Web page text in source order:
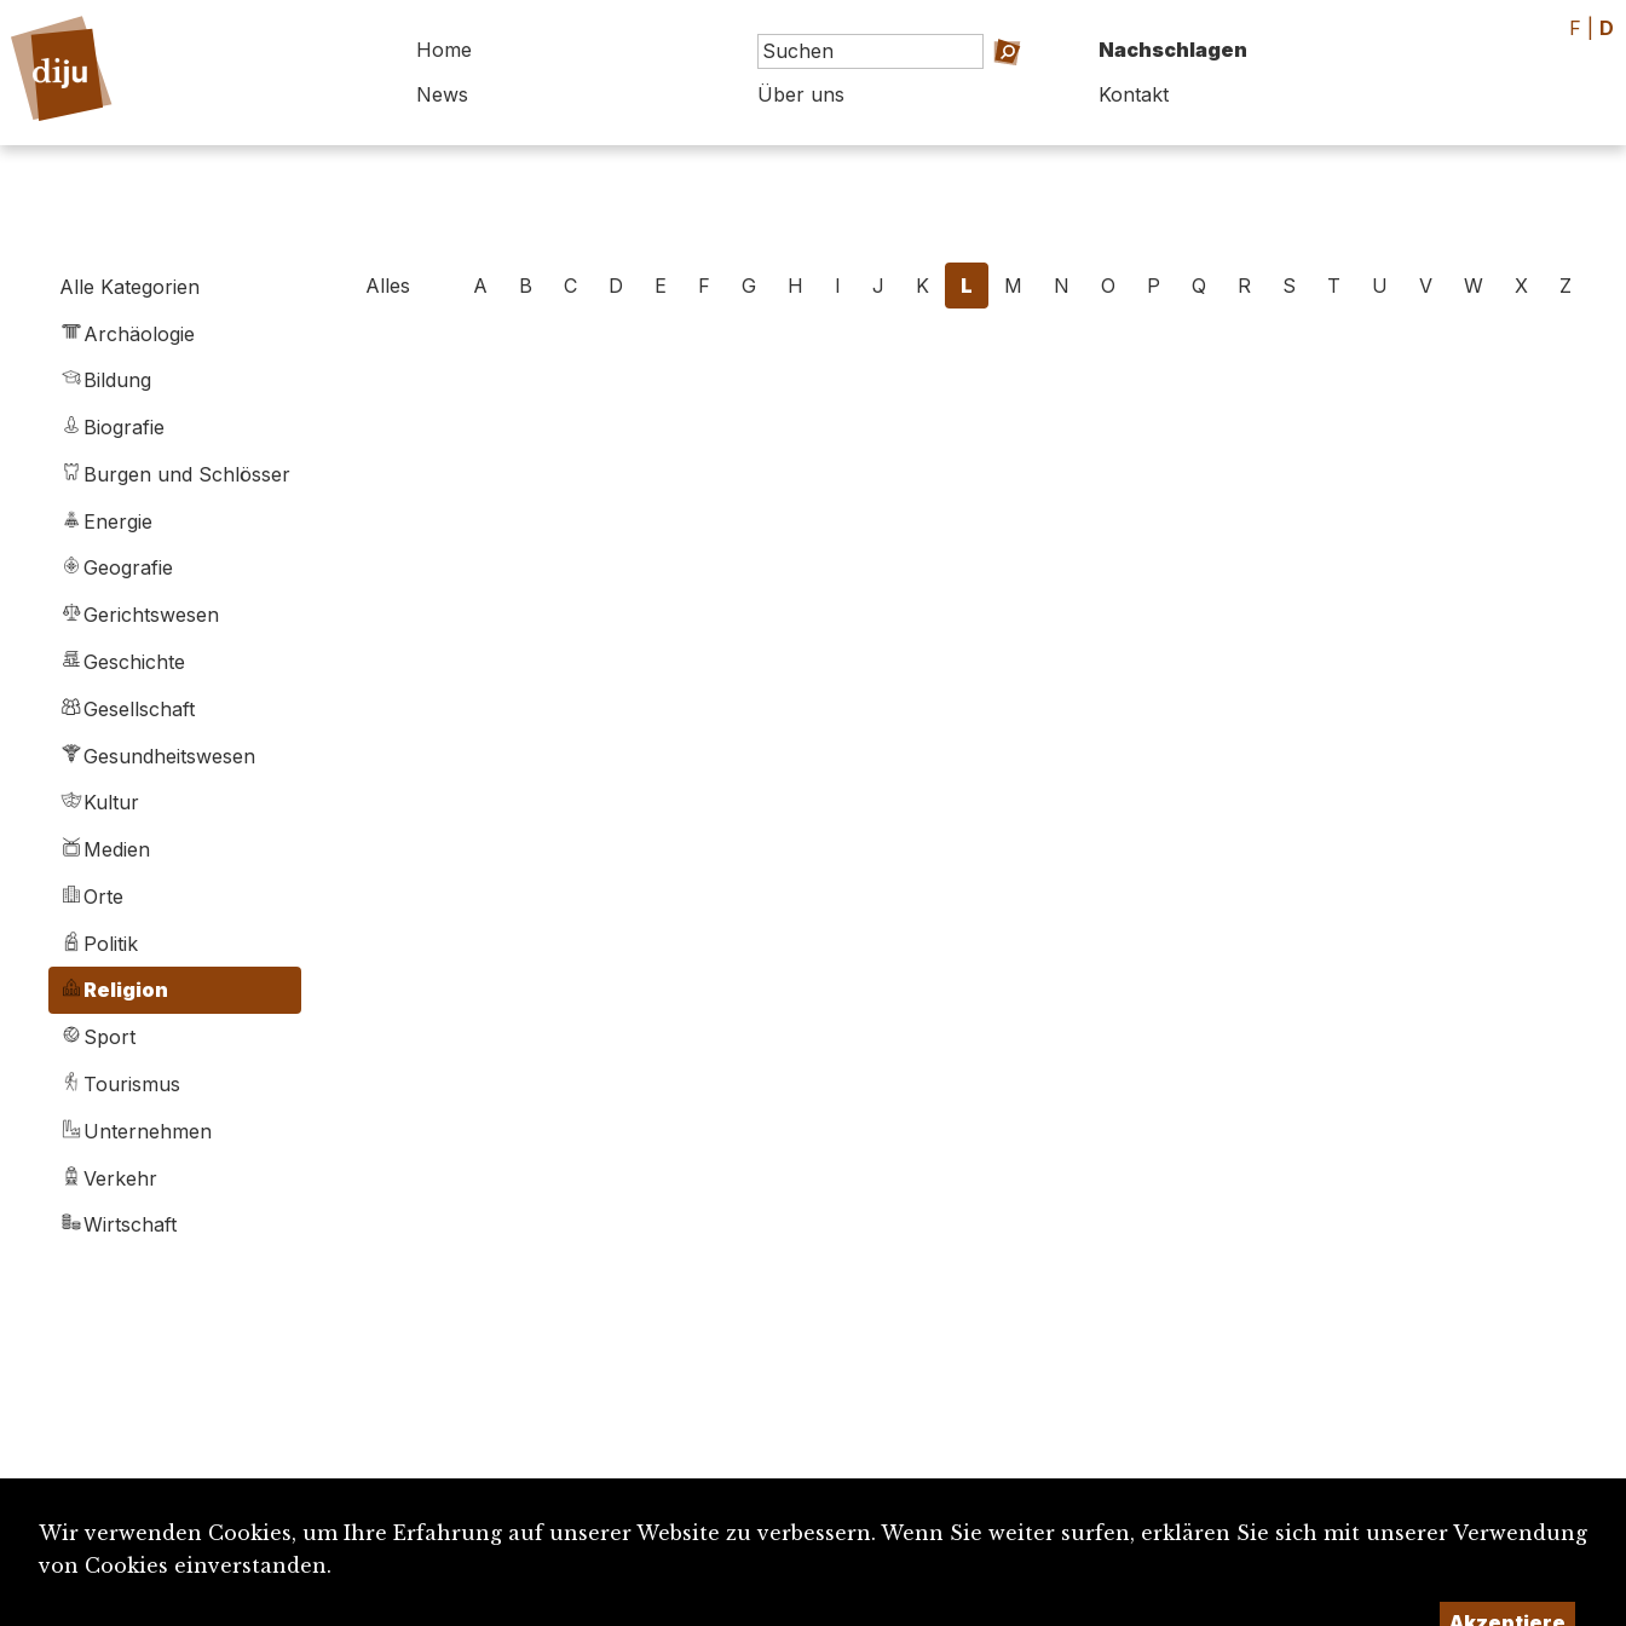
Home
Nachschlagen
News
Über uns Kontakt
F D
Alle Kategorien
Archäologie
Bildung
Biografie
Burgen und Schlösser
Energie
Geografie
Gerichtswesen
Geschichte
Gesellschaft
Gesundheitswesen
Kultur
Medien
Orte
Politik
Religion
Sport
Tourismus
Unternehmen
Verkehr
Wirtschaft
Alles A B C D E F G H I J K L M N O P Q R S T U V W X Z
Wir verwenden Cookies, um Ihre Erfahrung auf unserer Website zu verbessern. Wenn Sie weiter surfen, erklären Sie sich mit unserer Verwendung
von Cookies einverstanden.